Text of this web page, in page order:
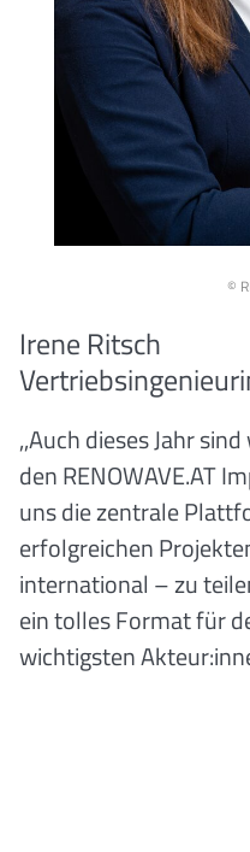
©
Irene Ritsch
,,Auch dieses Jahr
den RENOWAVE.AT
uns die zentrale
erfolgreichen
international – zu
ein tolles Format für
wichtigsten